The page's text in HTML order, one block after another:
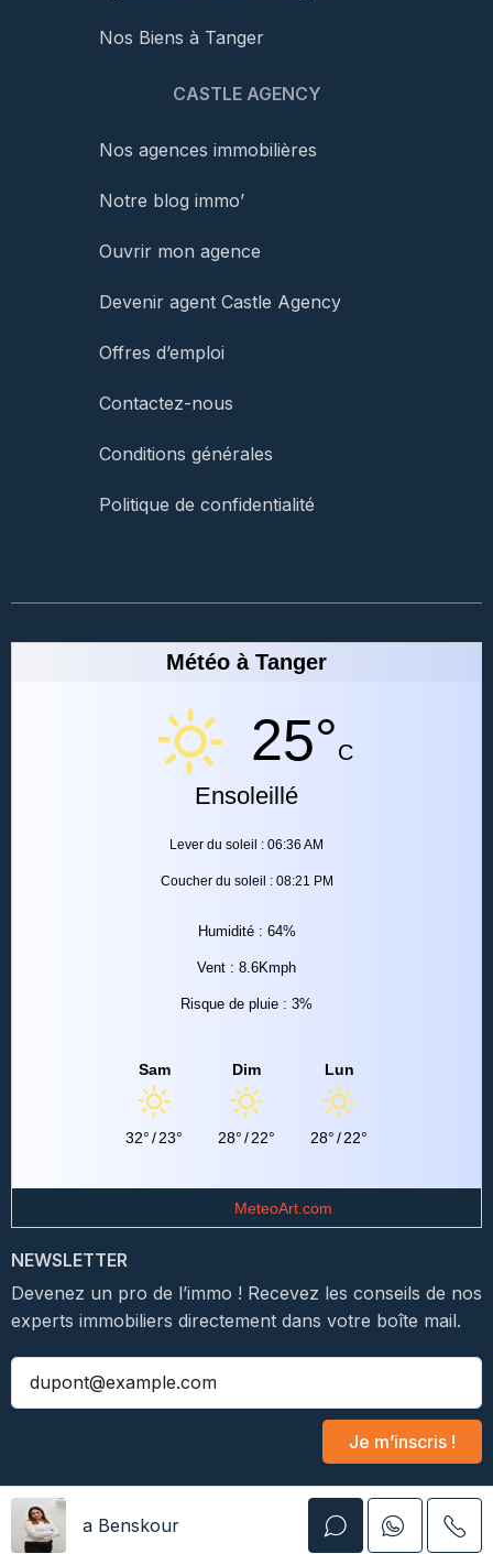
Nos Biens à Tanger
CASTLE AGENCY
Nos agences immobilières
Notre blog immo’
Ouvrir mon agence
Devenir agent Castle Agency
Offres d’emploi
Contactez-nous
Conditions générales
Politique de confidentialité
Météo à Tanger
25°C
Ensoleillé
Lever du soleil : 06:36 AM
Coucher du soleil : 08:21 PM
Humidité : 64%
Vent : 8.6Kmph
Risque de pluie : 3%
Sam
32°/23°
Dim
28°/22°
Lun
28°/22°
MeteoArt.com
NEWSLETTER
Devenez un pro de l’immo ! Recevez les conseils de nos
experts immobiliers directement dans votre boîte mail.
Je m’inscris !
a Benskour